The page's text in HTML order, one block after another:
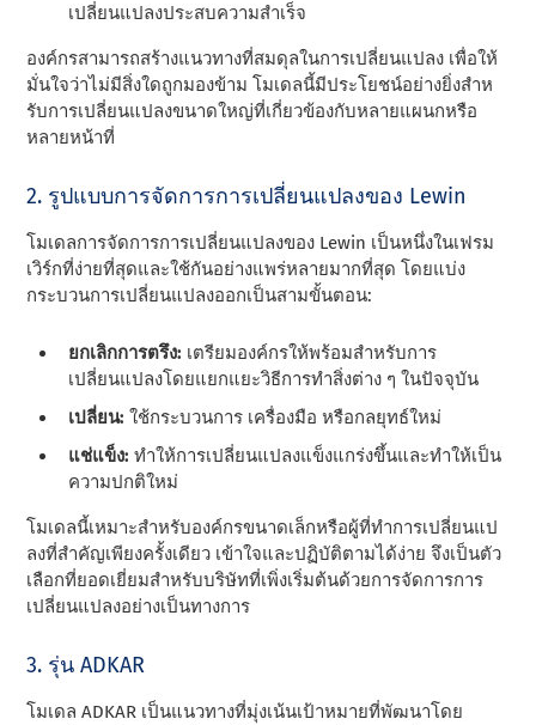
เปลี่ยนแปลงประสบความสําเร็จ
องค์กรสามารถสร้างแนวทางที่สมดุลในการเปลี่ยนแปลง เพื่อให้
มั่นใจว่าไม่มีสิ่งใดถูกมองข้าม โมเดลนี้มีประโยชน์อย่างยิ่งสําห
รับการเปลี่ยนแปลงขนาดใหญ่ที่เกี่ยวข้องกับหลายแผนกหรือ
หลายหน้าที่
2. รูปแบบการจัดการการเปลี่ยนแปลงของ Lewin
โมเดลการจัดการการเปลี่ยนแปลงของ Lewin เป็นหนึ่งในเฟรม
เวิร์กที่ง่ายที่สุดและใช้กันอย่างแพร่หลายมากที่สุด โดยแบ่ง
กระบวนการเปลี่ยนแปลงออกเป็นสามขั้นตอน:
ยกเลิกการตรึง: เตรียมองค์กรให้พร้อมสําหรับการ
เปลี่ยนแปลงโดยแยกแยะวิธีการทําสิ่งต่าง ๆ ในปัจจุบัน
เปลี่ยน:ใช้กระบวนการ เครื่องมือ หรือกลยุทธ์ใหม่
แช่แข็ง:ทําให้การเปลี่ยนแปลงแข็งแกร่งขึ้นและทําให้เป็น
ความปกติใหม่
โมเดลนี้เหมาะสําหรับองค์กรขนาดเล็กหรือผู้ที่ทําการเปลี่ยนแป
ลงที่สําคัญเพียงครั้งเดียว เข้าใจและปฏิบัติตามได้ง่าย จึงเป็นตัว
เลือกที่ยอดเยี่ยมสําหรับบริษัทที่เพิ่งเริ่มต้นด้วยการจัดการการ
เปลี่ยนแปลงอย่างเป็นทางการ
3. รุ่น ADKAR
โมเดล ADKAR เป็นแนวทางที่มุ่งเน้นเป้าหมายที่พัฒนาโดย